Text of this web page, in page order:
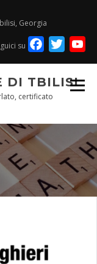
Georgia
su Facebook
DI TBILISI
certificato